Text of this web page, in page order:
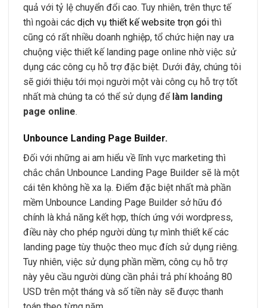
quả với tỷ lệ chuyển đổi cao. Tuy nhiên, trên thực tế
thì ngoài các dịch vụ thiết kế website trọn gói thì
cũng có rất nhiều doanh nghiệp, tổ chức hiện nay ưa
chuộng việc thiết kế landing page online nhờ việc sử
dụng các công cụ hỗ trợ đặc biệt. Dưới đây, chúng tôi
sẽ giới thiệu tới mọi người một vài công cụ hỗ trợ tốt
nhất mà chúng ta có thể sử dụng để làm landing
page online.
Unbounce Landing Page Builder.
Đối với những ai am hiểu về lĩnh vực marketing thì
chắc chắn Unbounce Landing Page Builder sẽ là một
cái tên không hề xa lạ. Điểm đặc biệt nhất mà phần
mềm Unbounce Landing Page Builder sở hữu đó
chính là khả năng kết hợp, thích ứng với wordpress,
điều này cho phép người dùng tự mình thiết kế các
landing page tùy thuộc theo mục đích sử dụng riêng.
Tuy nhiên, việc sử dụng phần mềm, công cụ hỗ trợ
này yêu cầu người dùng cần phải trả phí khoảng 80
USD trên một tháng và số tiền này sẽ được thanh